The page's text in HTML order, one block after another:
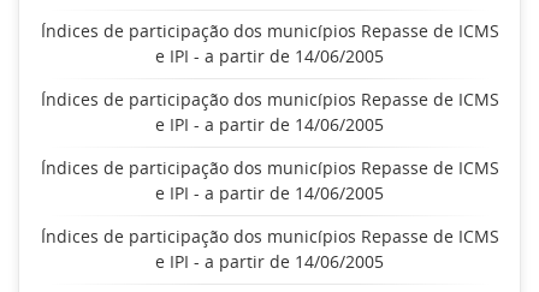
Índices de participação dos municípios Repasse de ICMS
e IPI - a partir de 14/06/2005
Índices de participação dos municípios Repasse de ICMS
e IPI - a partir de 14/06/2005
Índices de participação dos municípios Repasse de ICMS
e IPI - a partir de 14/06/2005
Índices de participação dos municípios Repasse de ICMS
e IPI - a partir de 14/06/2005